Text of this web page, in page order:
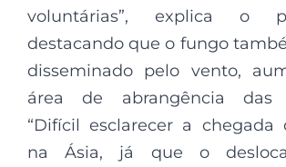
voluntárias”, explica o
destacando que o fungo
disseminado pelo vento,
área de abrangência das
“Difícil esclarecer a chegada
na Ásia, já que o